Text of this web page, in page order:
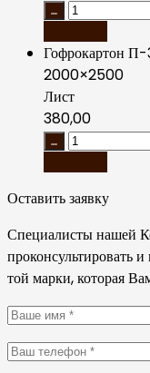
Гофрокартон
2000×2500
Лист
380,00
Оставить заявку
Специалисты нашей
проконсультировать
той марки, которая